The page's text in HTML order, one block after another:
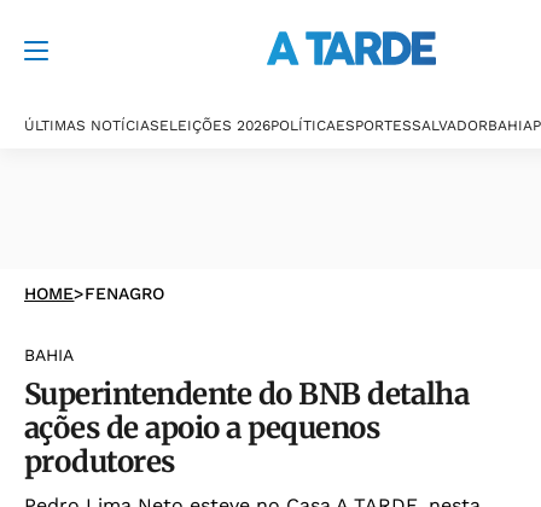
ÚLTIMAS NOTÍCIASELEIÇÕES 2026POLÍTICAESPORTESSALVADORBAHIA
HOME>FENAGRO
BAHIA
Superintendente do BNB detalha
ações de apoio a pequenos
produtores